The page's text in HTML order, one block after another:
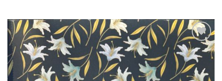
Auf die
Wunschliste